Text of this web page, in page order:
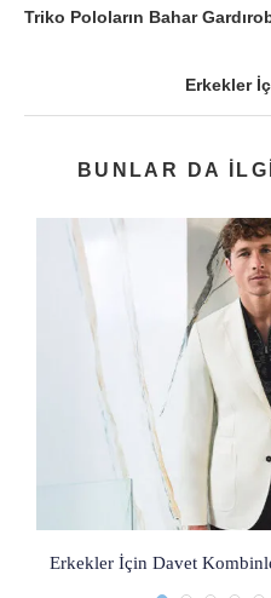
Triko Poloların Bahar
Erkekler
BUNLAR DA
Erkekler İçin Davet